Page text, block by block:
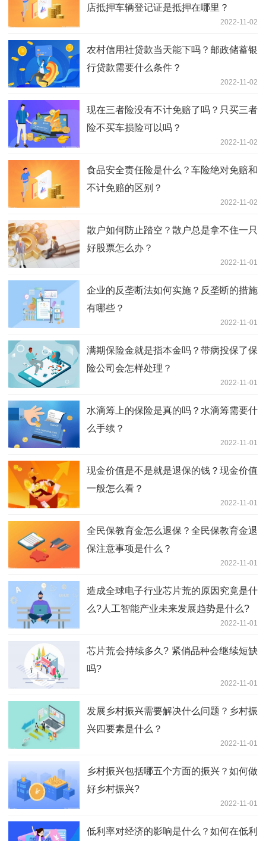
店抵押车辆登记证是抵押在哪里？
2022-11-02
农村信用社贷款当天能下吗？邮政储蓄银
行贷款需要什么条件？
2022-11-02
现在三者险没有不计免赔了吗？只买三者
险不买车损险可以吗？
2022-11-02
食品安全责任险是什么？车险绝对免赔和
不计免赔的区别？
2022-11-02
散户如何防止踏空？散户总是拿不住一只
好股票怎么办？
2022-11-01
企业的反垄断法如何实施？反垄断的措施
有哪些？
2022-11-01
满期保险金就是指本金吗？带病投保了保
险公司会怎样处理？
2022-11-01
水滴筹上的保险是真的吗？水滴筹需要什
么手续？
2022-11-01
现金价值是不是就是退保的钱？现金价值
一般怎么看？
2022-11-01
全民保教育金怎么退保？全民保教育金退
保注意事项是什么？
2022-11-01
造成全球电子行业芯片荒的原因究竟是什
么?人工智能产业未来发展趋势是什么?
2022-11-01
芯片荒会持续多久? 紧俏品种会继续短缺
吗?
2022-11-01
发展乡村振兴需要解决什么问题？乡村振
兴四要素是什么？
2022-11-01
乡村振兴包括哪五个方面的振兴？如何做
好乡村振兴?
2022-11-01
低利率对经济的影响是什么？如何在低利